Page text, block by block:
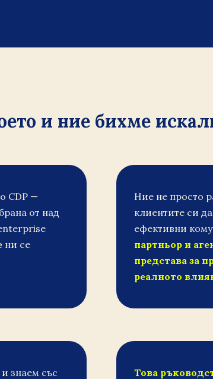
и ние бихме
CDP —
от над
ни се
Ние не просто
клиентите си
ефективни
партньор и
представа за
реалното
знаем със
Това